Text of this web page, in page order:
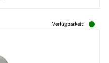
Verfügbarkeit: